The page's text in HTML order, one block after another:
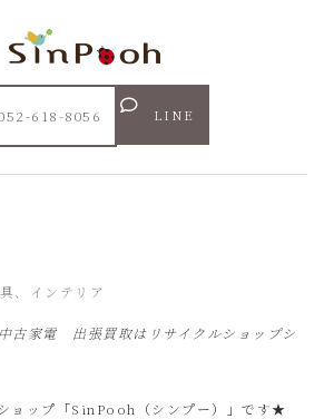
618-8056 LINE
、インテリア
家電 出張買取はリサイクルショップシ
ョップ「SinPooh（シンプー）」です★